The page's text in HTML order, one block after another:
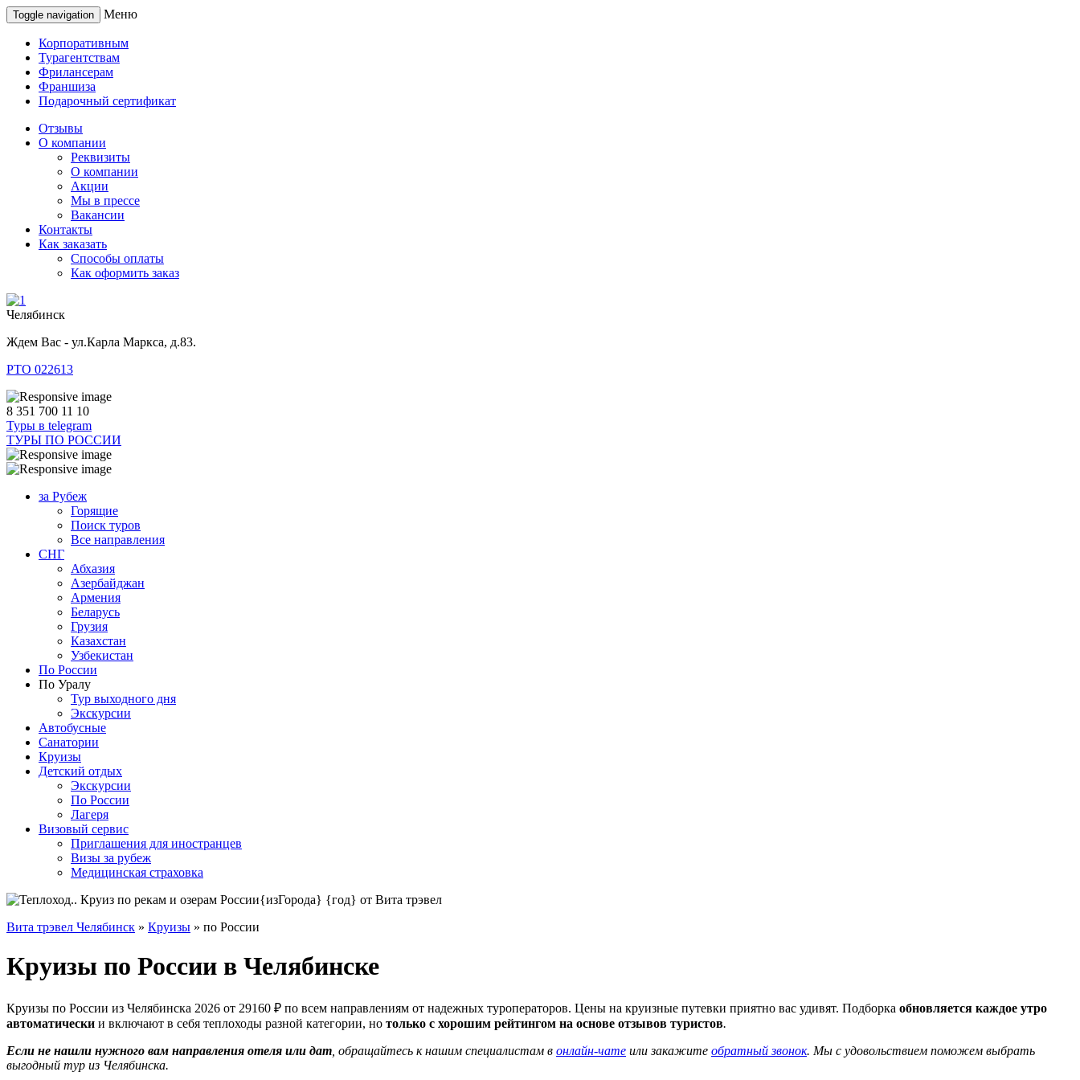
Toggle navigation Меню
Корпоративным
Турагентствам
Фрилансерам
Франшиза
Подарочный сертификат
Отзывы
О компании
Реквизиты
О компании
Акции
Мы в прессе
Вакансии
Контакты
Как заказать
Способы оплаты
Как оформить заказ
Челябинск
Ждем Вас - ул.Карла Маркса, д.83.
РТО 022613
8 351 700 11 10
Туры в telegram
ТУРЫ ПО РОССИИ
за Рубеж
Горящие
Поиск туров
Все направления
СНГ
Абхазия
Азербайджан
Армения
Беларусь
Грузия
Казахстан
Узбекистан
По России
По Уралу
Тур выходного дня
Экскурсии
Автобусные
Санатории
Круизы
Детский отдых
Экскурсии
По России
Лагеря
Визовый сервис
Приглашения для иностранцев
Визы за рубеж
Медицинская страховка
Вита трэвел Челябинск » Круизы » по России
Круизы по России в Челябинске
Круизы по России из Челябинска 2026 от 29160 ₽ по всем направлениям от надежных туроператоров. Цены на круизные путевки приятно вас удивят. Подборка обновляется каждое утро
автоматически и включают в себя теплоходы разной категории, но только с хорошим рейтингом на основе отзывов туристов.
Если не нашли нужного вам направления отеля или дат , обращайтесь к нашим специалистам в онлайн-чате или закажите обратный звонок. Мы с удовольствием поможем выбрать
выгодный тур из Челябинска.